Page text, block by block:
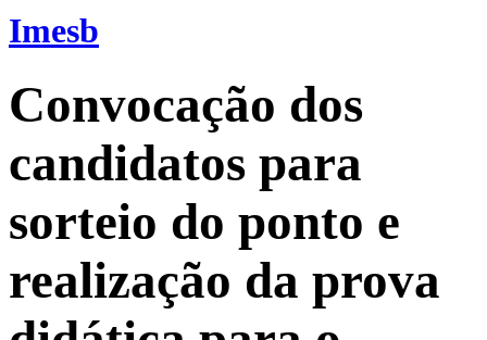
Imesb
Convocação dos
candidatos para
sorteio do ponto e
realização da prova